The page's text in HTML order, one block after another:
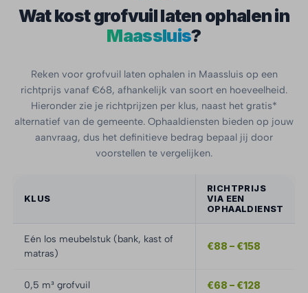
Wat kost grofvuil laten ophalen in
Maassluis?
Reken voor grofvuil laten ophalen in Maassluis op een
richtprijs vanaf €68, afhankelijk van soort en hoeveelheid.
Hieronder zie je richtprijzen per klus, naast het gratis*
alternatief van de gemeente. Ophaaldiensten bieden op jouw
aanvraag, dus het definitieve bedrag bepaal jij door
voorstellen te vergelijken.
KLUS
RICHTPRIJS
VIA EEN
OPHAALDIENST
Eén los meubelstuk (bank, kast of
matras)
€88 – €158
0,5 m³ grofvuil €68 – €128